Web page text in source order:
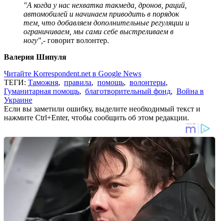
"А когда у нас нехватка такмеда, дронов, раций,
автомобилей и начинаем приводить в порядок
тем, что добавляем дополнительные регуляции и
ограничиваем, мы сами себе выстреливаем в
ногу", - говорит волонтер.
Валерия Шипуля
Читайте Korrespondent.net в Google News
ТЕГИ: Таможня, правила, помощь, волонтеры,
Гуманитарная помощь, благотворительный фонд, Война в
Украине
Если вы заметили ошибку, выделите необходимый текст и
нажмите Ctrl+Enter, чтобы сообщить об этом редакции.